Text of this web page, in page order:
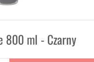
800 ml - Czarny